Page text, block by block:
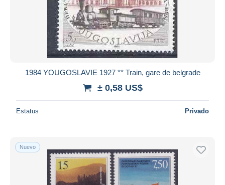
1984 YOUGOSLAVIE 1927 ** Train, gare de belgrade
± 0,58 US$
Estatus Privado
Nuevo